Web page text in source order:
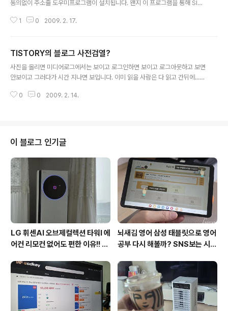
동의없이 주소줄 도우미프로그램이 설치됩니다. 왠지 이 프로그램을 통해 SITE
1 0 2009. 2. 17.
TISTORY의 블로그 사전검열?
사진을 올리면 미디어로그에서는 보이고 로그인하면 보이고 로그아웃하고 보면
안보이고 그러다가 시간 지나면 보입니다. 이미 읽을 사람은 다 읽고 간뒤에....
열전까지 제3자에게 노출이 않되야지 말 나온김에 글쓰다보면 자동 임시저장이
0 0 2009. 2. 14.
이 블로그 인기글
LG 휘센AI 오브제컬렉션 타워I 에
어컨 리모컨 없어도 편한 이유!! 7
후기
뇌새김 영어 삼성 태블릿으로 영어
공부 다시 해볼까? SNS보는 시간